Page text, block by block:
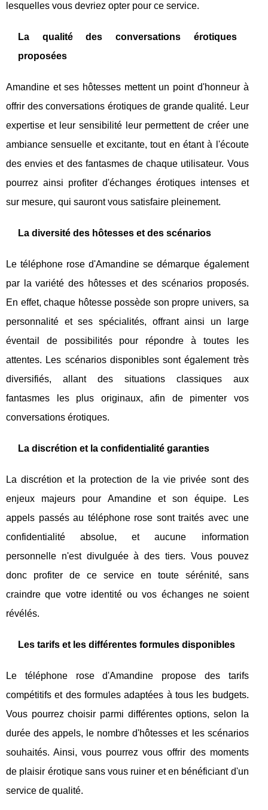
lesquelles vous devriez opter pour ce service.
La qualité des conversations érotiques
proposées
Amandine et ses hôtesses mettent un point d'honneur à
offrir des conversations érotiques de grande qualité. Leur
expertise et leur sensibilité leur permettent de créer une
ambiance sensuelle et excitante, tout en étant à l'écoute
des envies et des fantasmes de chaque utilisateur. Vous
pourrez ainsi profiter d'échanges érotiques intenses et
sur mesure, qui sauront vous satisfaire pleinement.
La diversité des hôtesses et des scénarios
Le téléphone rose d'Amandine se démarque également
par la variété des hôtesses et des scénarios proposés.
En effet, chaque hôtesse possède son propre univers, sa
personnalité et ses spécialités, offrant ainsi un large
éventail de possibilités pour répondre à toutes les
attentes. Les scénarios disponibles sont également très
diversifiés, allant des situations classiques aux
fantasmes les plus originaux, afin de pimenter vos
conversations érotiques.
La discrétion et la confidentialité garanties
La discrétion et la protection de la vie privée sont des
enjeux majeurs pour Amandine et son équipe. Les
appels passés au téléphone rose sont traités avec une
confidentialité absolue, et aucune information
personnelle n'est divulguée à des tiers. Vous pouvez
donc profiter de ce service en toute sérénité, sans
craindre que votre identité ou vos échanges ne soient
révélés.
Les tarifs et les différentes formules disponibles
Le téléphone rose d'Amandine propose des tarifs
compétitifs et des formules adaptées à tous les budgets.
Vous pourrez choisir parmi différentes options, selon la
durée des appels, le nombre d'hôtesses et les scénarios
souhaités. Ainsi, vous pourrez vous offrir des moments
de plaisir érotique sans vous ruiner et en bénéficiant d'un
service de qualité.